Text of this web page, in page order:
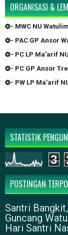
ORGANISASI &
- MWC NU
- PAC GP Ansor
- PC LP Ma'arif
- PC GP Ansor
- PW LP Ma'arif
STATISTIK
3
POSTINGAN
Santri
Guncang
Hari Santri